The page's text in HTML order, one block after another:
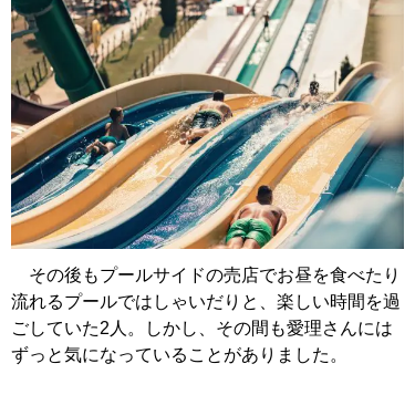
その後もプールサイドの売店でお昼を食べたり
流れるプールではしゃいだりと、楽しい時間を過
ごしていた2人。しかし、その間も愛理さんには
ずっと気になっていることがありました。